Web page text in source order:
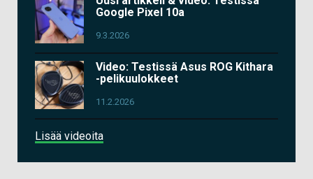
Google Pixel 10a
9.3.2026
Video: Testissä Asus ROG Kithara
-pelikuulokkeet
11.2.2026
Lisää videoita